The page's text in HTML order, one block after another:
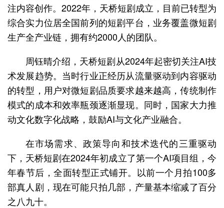
注内容创作。2022年，天桥短剧成立，目前已转型为
综合实力位居全国前列的短剧平台，业务覆盖微短剧
生产全产业链，拥有约2000人的团队。
周钰晴介绍，天桥短剧从2024年起密切关注AI技
术发展趋势。当时行业正经历从流量驱动到内容驱动
的转型，用户对微短剧品质要求越来越高，传统制作
模式的成本和效率瓶颈逐渐显现。同时，国家大力推
动文化数字化战略，鼓励AI与文化产业融合。
在市场需求、政策导向和技术迭代的三重驱动
下，天桥短剧在2024年初成立了第一个AI项目组，今
年春节后，全面转型正式铺开。以前一个月拍100多
部真人剧，现在可能只拍几部，产量基本缩减了百分
之八九十。